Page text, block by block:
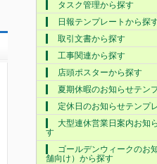
タスク管理から探す
日報テンプレートから探
取引文書から探す
工事関連から探す
店頭ポスターから探す
夏期休暇のお知らせテン
定休日のお知らせテンプ
大型連休営業日案内お知
す
ゴールデンウィークのお
舗向け）から探す